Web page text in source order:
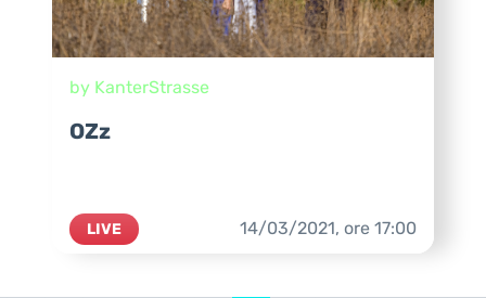
by KanterStrasse
OZz
LIVE 14/03/2021, ore 17:00